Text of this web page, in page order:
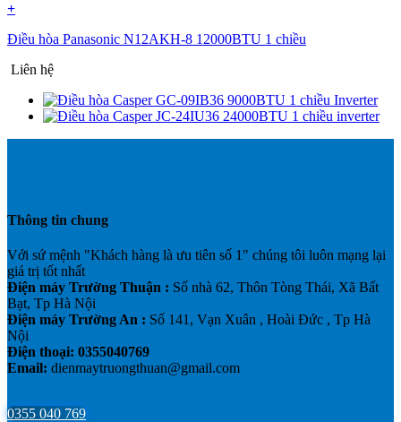
+
Điều hòa Panasonic N12AKH-8 12000BTU 1 chiều
Liên hệ
Thông tin chung
Với sứ mệnh "Khách hàng là ưu tiên số 1" chúng tôi luôn mạng lại
giá trị tốt nhất
Điện máy Trường Thuận : Số nhà 62, Thôn Tòng Thái, Xã Bất
Bạt, Tp Hà Nội
Điện máy Trường An : Số 141, Vạn Xuân , Hoài Đức , Tp Hà
Nội
Điện thoại: 0355040769
Email: dienmaytruongthuan@gmail.com
0355 040 769